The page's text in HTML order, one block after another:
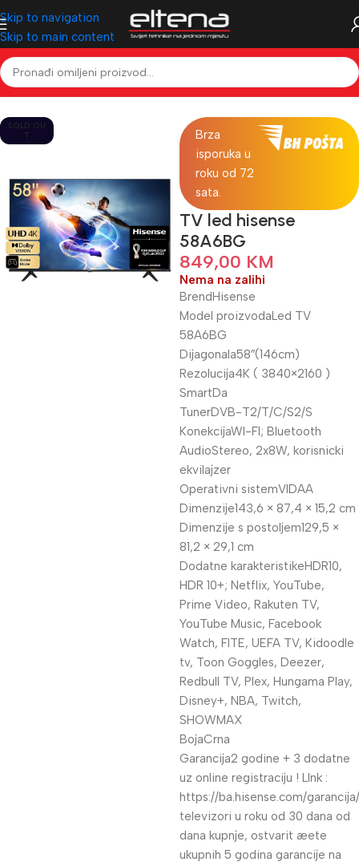
Skip to navigation
Skip to main content
Početna Televizori & Audio Televizori LED TV
SOLD OU
T
Brza
isporuka u
roku od 72
sata.
TV led hisense
58A6BG
849,00 KM
Nema na zalihi
BrendHisense
Model proizvodaLed TV
58A6BG
Dijagonala58″(146cm)
Rezolucija4K ( 3840×2160 )
SmartDa
TunerDVB-T2/T/C/S2/S
KonekcijaWI-FI; Bluetooth
AudioStereo, 2x8W, korisnicki
ekvilajzer
Operativni sistemVIDAA
Dimenzije143,6 × 87,4 × 15,2 cm
Dimenzije s postoljem129,5 ×
81,2 × 29,1 cm
Dodatne karakteristikeHDR10,
HDR 10+; Netflix, YouTube,
Prime Video, Rakuten TV,
YouTube Music, Facebook
Watch, FITE, UEFA TV, Kidoodle
tv, Toon Goggles, Deezer,
Redbull TV, Plex, Hungama Play,
Disney+, NBA, Twitch,
SHOWMAX
BojaCrna
Garancija2 godine + 3 dodatne
uz online registraciju ! LInk :
https://ba.hisense.com/
televizori u roku od 30 dana od
dana kupnje, ostvarit æete
ukupnih 5 godina garancije na